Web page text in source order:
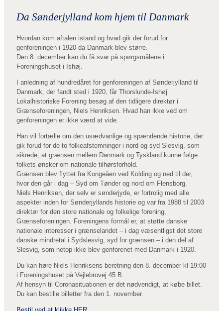
Da Sønderjylland kom hjem til Danmark
Hvordan kom aftalen istand og hvad gik der forud for
genforeningen i 1920 da Danmark blev større.
Den 8. december kan du få svar på spørgsmålene i
Foreningshuset i Ishøj.
I anledning af hundredåret for genforeningen af Sønderjylland til
Danmark, der fandt sted i 1920, får Thorslunde-Ishøj
Lokalhistoriske Forening besøg af den tidligere direktør i
Grænseforeningen, Niels Henriksen. Hvad han ikke ved om
genforeningen er ikke værd at vide.
Han vil fortælle om den usædvanlige og spændende historie, der
gik forud for de to folkeafstemninger i nord og syd Slesvig, som
sikrede, at grænsen mellem Danmark og Tyskland kunne følge
folkets ønsker om nationale tilhørsforhold.
Grænsen blev flyttet fra Kongeåen ved Kolding og ned til der,
hvor den går i dag – Syd om Tønder og nord om Flensborg.
Niels Henriksen, der selv er sønderjyde, er fortrolig med alle
aspekter inden for Sønderjyllands historie og var fra 1988 til 2003
direktør for den store nationale og folkelige forening,
Grænseforeningen. Foreningens formål er, at støtte danske
nationale interesser i grænselandet – i dag væsentligst det store
danske mindretal i Sydslesvig, syd for grænsen – i den del af
Slesvig, som netop ikke blev genforenet med Danmark i 1920.
Du kan høre Niels Henriksens beretning den 8. december kl 19:00
i Foreningshuset på Vejlebrovej 45 B.
Af hensyn til Coronasituationen er det nødvendigt, at købe billet.
Du kan bestille billetter fra den 1. november.